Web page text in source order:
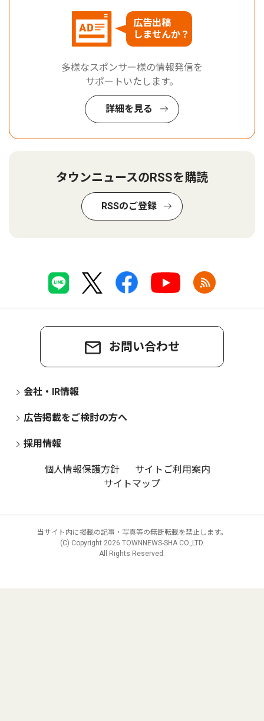
広告出稿
しませんか？
多様なスポンサー様の情報発信を
サポートいたします。
詳細を見る
タウンニュースのRSSを購読
RSSのご登録
お問い合わせ
会社・IR情報
広告掲載をご検討の方へ
採用情報
個人情報保護方針
サイトご利用案内
サイトマップ
当サイト内に掲載の記事・写真等の無断転載を禁止します。
(C) Copyright 2026 TOWNNEWS-SHA CO.,LTD.
All Rights Reserved.